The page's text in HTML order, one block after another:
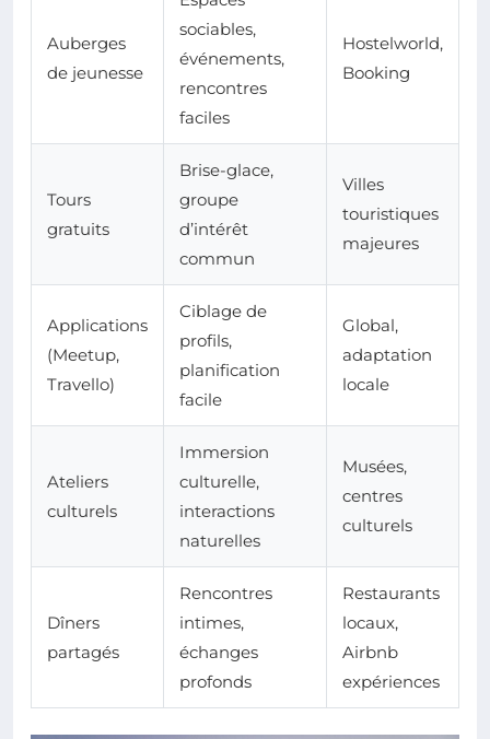
Auberges
de jeunesse
sociables,
événements,
rencontres
faciles
Hostelworld,
Booking
Tours
gratuits
Brise-glace,
groupe
d’intérêt
commun
Villes
touristiques
majeures
Applications
(Meetup,
Travello)
Ciblage de
profils,
planification
facile
Global,
adaptation
locale
Ateliers
culturels
Immersion
culturelle,
interactions
naturelles
Musées,
centres
culturels
Dîners
partagés
Rencontres
intimes,
échanges
profonds
Restaurants
locaux,
Airbnb
expériences